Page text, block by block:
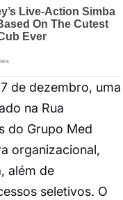
de dezembro, uma
na Rua
do Grupo Med
organizacional,
além de
seletivos. O